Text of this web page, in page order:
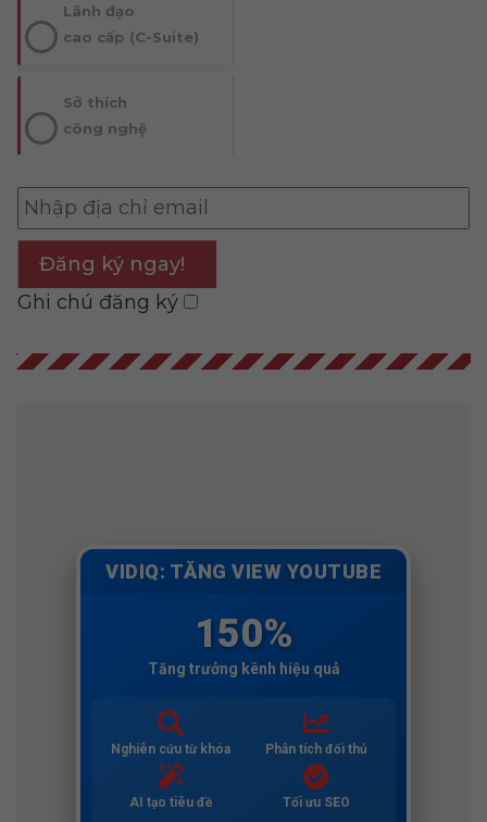
Lãnh đạo
cao cấp (C-Suite)
Sở thích
công nghệ
Đăng ký ngay!
Ghi chú đăng ký